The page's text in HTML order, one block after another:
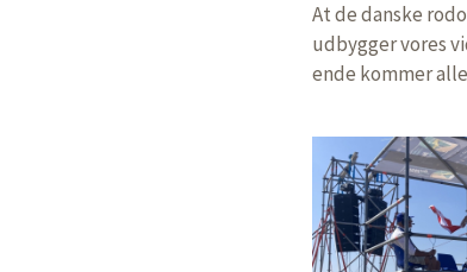
At de danske
udbygger vores
ende kommer